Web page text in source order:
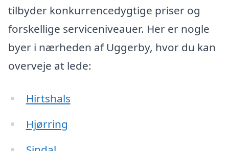
tilbyder konkurrencedygtige priser og
forskellige serviceniveauer. Her er nogle
byer i nærheden af Uggerby, hvor du kan
overveje at lede:
Hirtshals
Hjørring